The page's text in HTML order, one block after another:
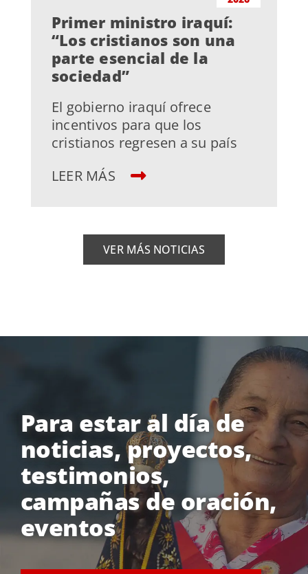
Primer ministro iraquí:
“Los cristianos son una
parte esencial de la
sociedad”
El gobierno iraquí ofrece
incentivos para que los
cristianos regresen a su país
LEER MÁS
VER MÁS NOTICIAS
Para estar al día de
noticias, proyectos,
testimonios,
campañas de oración,
eventos